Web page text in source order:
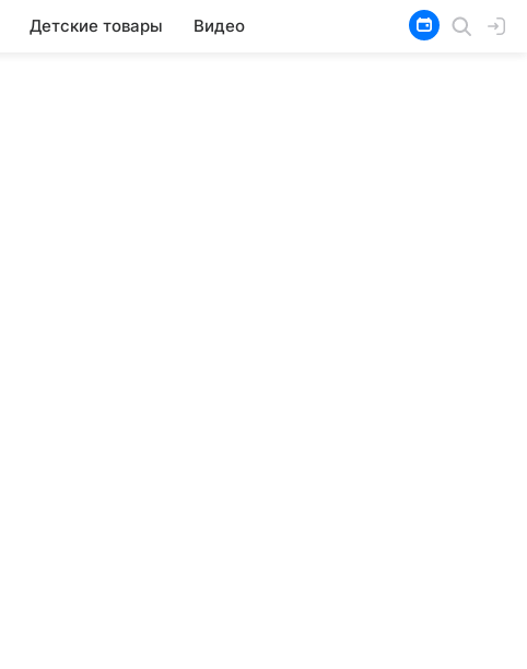
Детские товары Видео